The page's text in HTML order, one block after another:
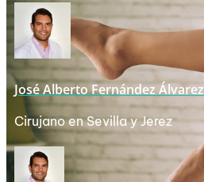
José Alberto Fernández Álvarez
Cirujano en Sevilla y Jerez